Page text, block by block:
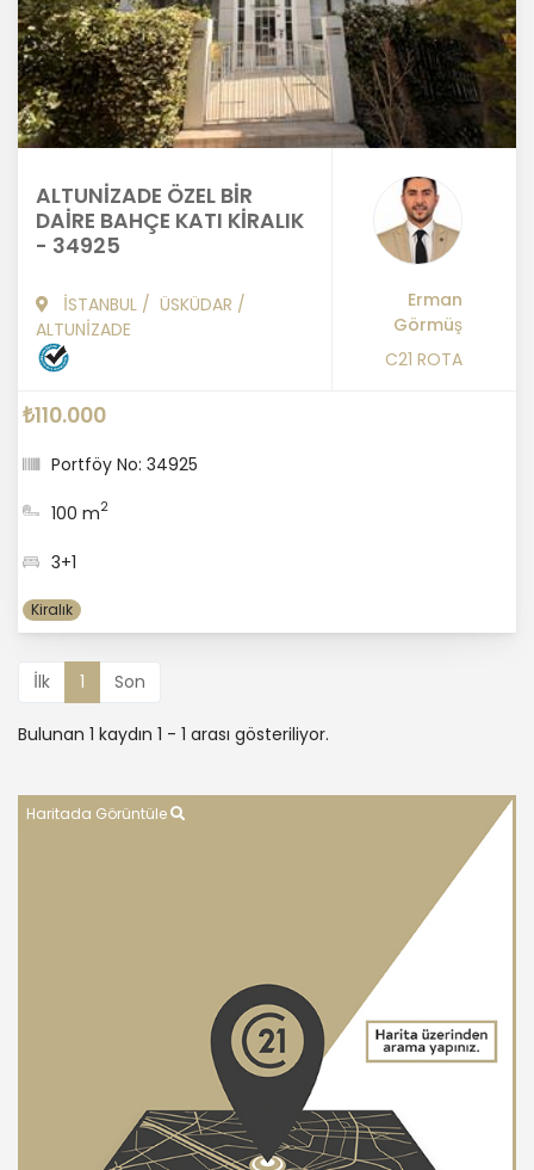
ALTUNİZADE ÖZEL BİR
DAİRE BAHÇE KATI KİRALIK
- 34925
İSTANBUL / ÜSKÜDAR /
ALTUNİZADE
Erman
Görmüş
C21 ROTA
₺110.000
Portföy No: 34925
100 m2
3+1
Kiralık
İlk 1 Son
Bulunan 1 kaydın 1 - 1 arası gösteriliyor.
Haritada Görüntüle